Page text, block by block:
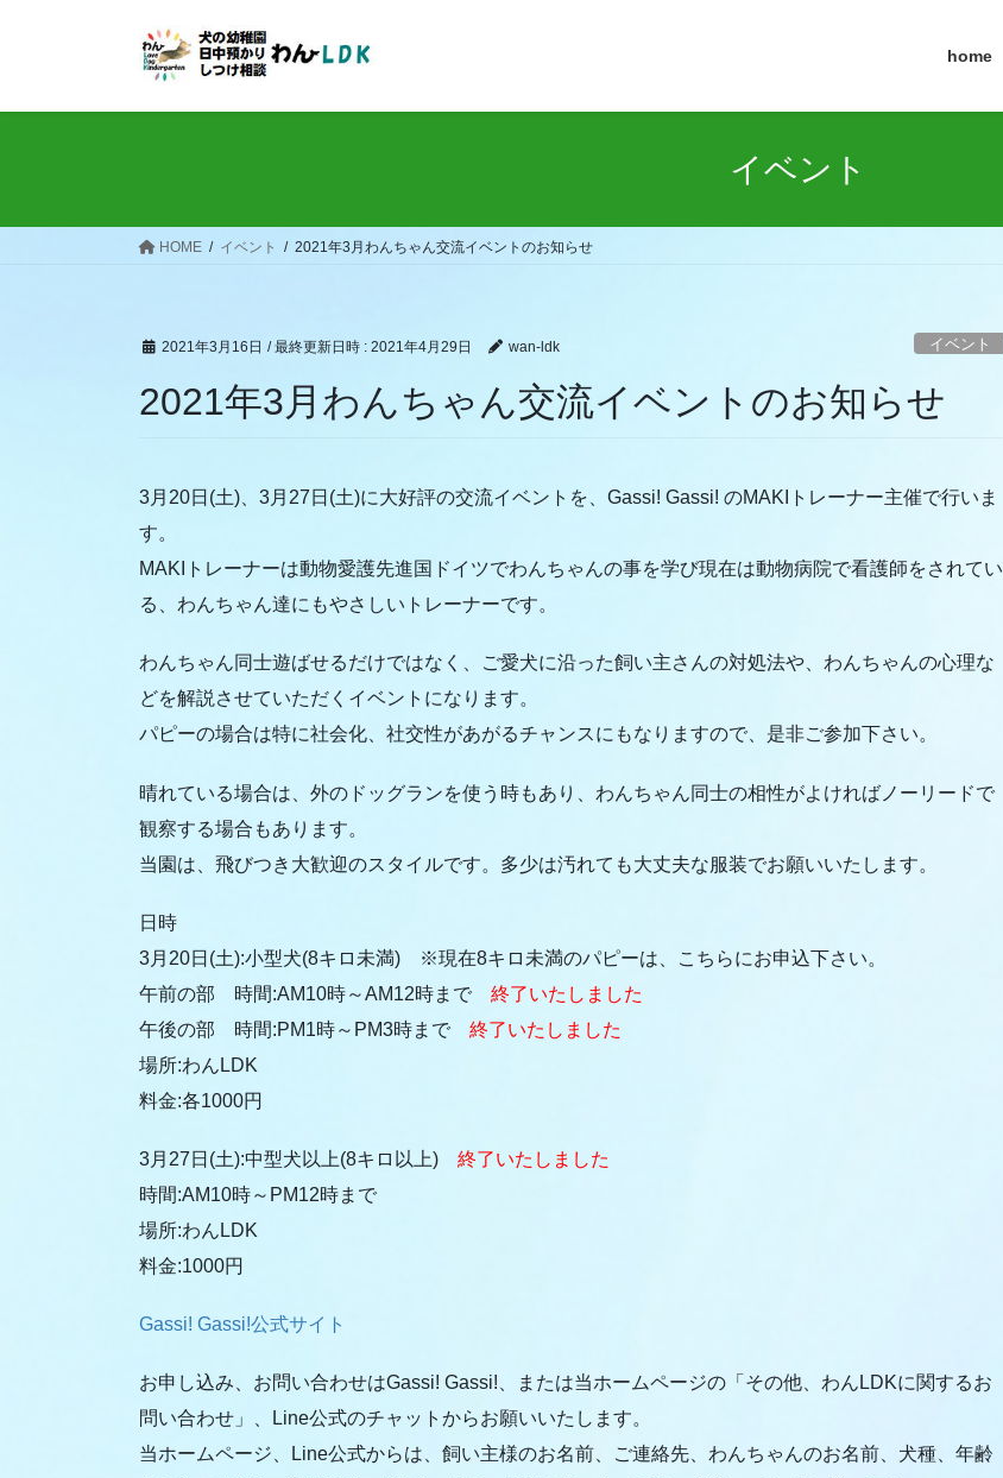
home
イベント
HOME イベント 2021年3月わんちゃん交流イベントのお知らせ
2021年3月16日 / 最終更新日時 : 2021年4月29日 wan-ldk イベント
2021年3月わんちゃん交流イベントのお知らせ
3月20日(土)、3月27日(土)に大好評の交流イベントを、Gassi! Gassi! のMAKIトレーナー主催で行いま
す。
MAKIトレーナーは動物愛護先進国ドイツでわんちゃんの事を学び現在は動物病院で看護師をされてい
る、わんちゃん達にもやさしいトレーナーです。
わんちゃん同士遊ばせるだけではなく、ご愛犬に沿った飼い主さんの対処法や、わんちゃんの心理な
どを解説させていただくイベントになります。
パピーの場合は特に社会化、社交性があがるチャンスにもなりますので、是非ご参加下さい。
晴れている場合は、外のドッグランを使う時もあり、わんちゃん同士の相性がよければノーリードで
観察する場合もあります。
当園は、飛びつき大歓迎のスタイルです。多少は汚れても大丈夫な服装でお願いいたします。
日時
3月20日(土):小型犬(8キロ未満) ※現在8キロ未満のパピーは、こちらにお申込下さい。
午前の部 時間:AM10時～AM12時まで 終了いたしました
午後の部 時間:PM1時～PM3時まで 終了いたしました
場所:わんLDK
料金:各1000円
3月27日(土):中型犬以上(8キロ以上) 終了いたしました
時間:AM10時～PM12時まで
場所:わんLDK
料金:1000円
Gassi! Gassi!公式サイト
お申し込み、お問い合わせはGassi! Gassi!、または当ホームページの「その他、わんLDKに関するお
問い合わせ」、Line公式のチャットからお願いいたします。
当ホームページ、Line公式からは、飼い主様のお名前、ご連絡先、わんちゃんのお名前、犬種、年齢